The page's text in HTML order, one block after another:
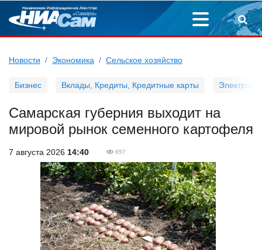
Новости Экономика Сельское хозяйство
Бизнес Вклады, Кредиты, Кредитные карты
Самарская губерния выходит на
мировой рынок семенного картофеля
7 августа 2026 14:40 657